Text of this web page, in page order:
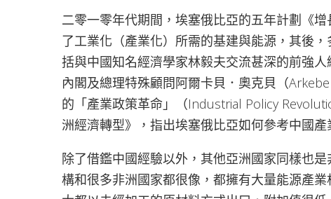
二零一零年代期間，埃塞俄比亞的五年計劃《
了工業化（產業化）所需的基建與能源，其後
括與中國知名經濟學家林毅夫交流甚深的前強
內閣及總理特殊顧問阿爾卡貝．奧克貝（
的「產業政策革命」（Industrial Policy
洲經濟轉型》，指出埃塞俄比亞如何參考中國
除了借鑑中國經驗以外，其他亞洲國家同樣也
構和很多非洲國家都很像，都擁有大量能源產